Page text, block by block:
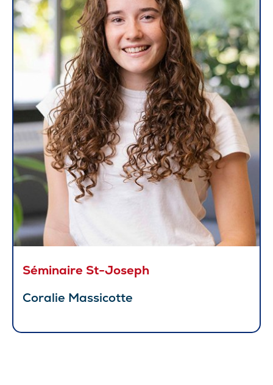
Séminaire St-Joseph
Coralie Massicotte